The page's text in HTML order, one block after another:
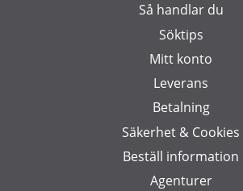
Så handlar du
Söktips
Mitt konto
Leverans
Betalning
Säkerhet & Cookies
Beställ information
Agenturer